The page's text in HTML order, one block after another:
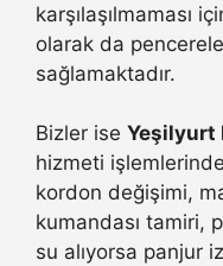
karşılaşılmaması
olarak da
sağlamaktadır.
Bizler ise Yeşilyurt
hizmeti
kordon değişimi,
kumandası tamiri,
su alıyorsa panjur